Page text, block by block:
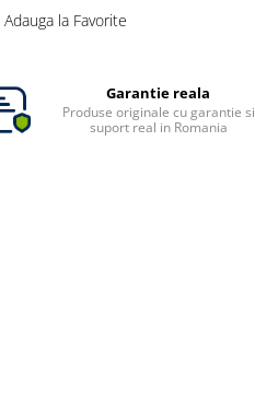
Adauga la Favorite
Garantie reala
Produse originale cu garantie si
suport real in Romania